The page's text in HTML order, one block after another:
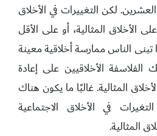
لكن التغييرات في الأخلاق
الأخلاق المثالية، أو على الأقل
تبنى الناس ممارسة أخلاقية معينة
الأخلاقيين على إعادة
المثالية. غالبًا ما يكون هناك
في الأخلاق الاجتماعية
المثالية.